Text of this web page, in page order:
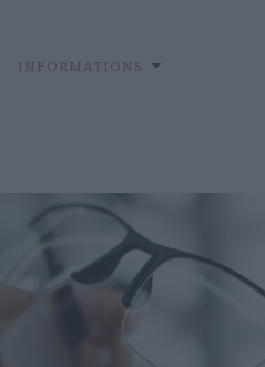
INFORMATIONS